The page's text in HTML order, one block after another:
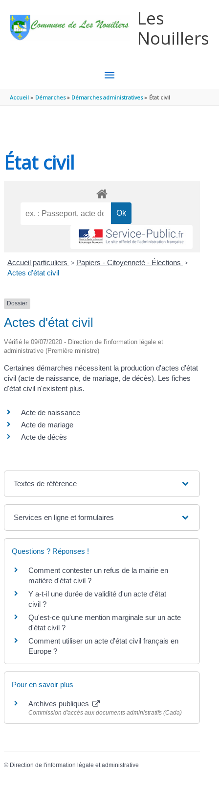
Les
Nouillers
MENU
PRINCIPAL
Accueil Démarches Démarches administratives État civil
État civil
Accueil particuliers > Papiers - Citoyenneté - Élections >
Actes d'état civil
Dossier
Actes d'état civil
Vérifié le 09/07/2020 - Direction de l'information légale et
administrative (Première ministre)
Certaines démarches nécessitent la production d'actes d'état
civil (acte de naissance, de mariage, de décès). Les fiches
d'état civil n'existent plus.
Acte de naissance
Acte de mariage
Acte de décès
Textes de référence
Services en ligne et formulaires
Questions ? Réponses !
Comment contester un refus de la mairie en
matière d'état civil ?
Y a-t-il une durée de validité d'un acte d'état
civil ?
Qu'est-ce qu'une mention marginale sur un acte
d'état civil ?
Comment utiliser un acte d'état civil français en
Europe ?
Pour en savoir plus
Archives publiques
Commission d'accès aux documents administratifs (Cada)
© Direction de l'information légale et administrative